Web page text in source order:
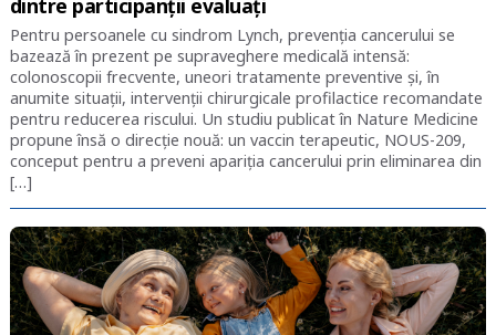
dintre participanții evaluați
Pentru persoanele cu sindrom Lynch, prevenția cancerului se
bazează în prezent pe supraveghere medicală intensă:
colonoscopii frecvente, uneori tratamente preventive și, în
anumite situații, intervenții chirurgicale profilactice recomandate
pentru reducerea riscului. Un studiu publicat în Nature Medicine
propune însă o direcție nouă: un vaccin terapeutic, NOUS-209,
conceput pentru a preveni apariția cancerului prin eliminarea din
[…]